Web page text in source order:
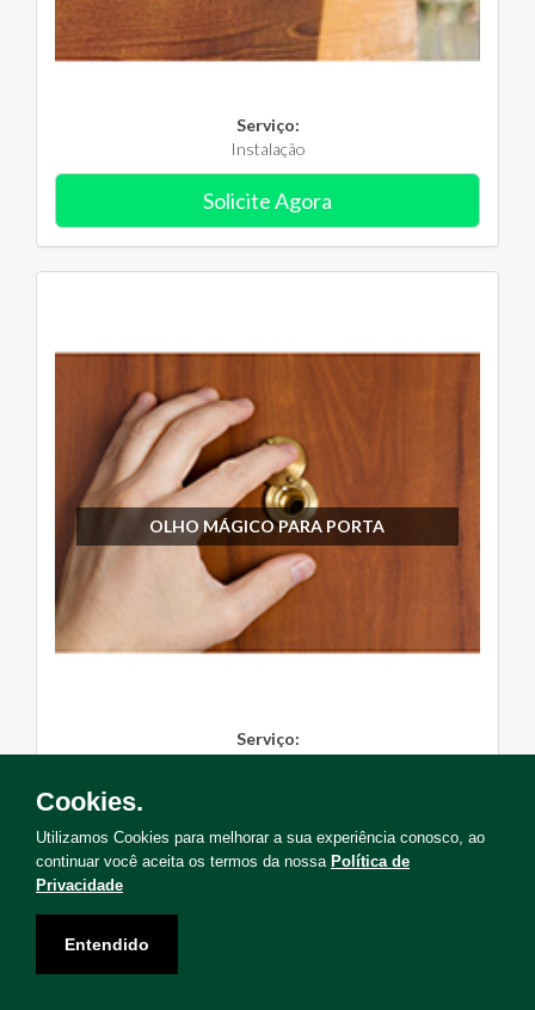
Serviço:
Instalação
Solicite Agora
OLHO MÁGICO PARA PORTA
Serviço:
Cookies.
Utilizamos Cookies para melhorar a sua experiência conosco, ao
continuar você aceita os termos da nossa Política de
Privacidade
Entendido